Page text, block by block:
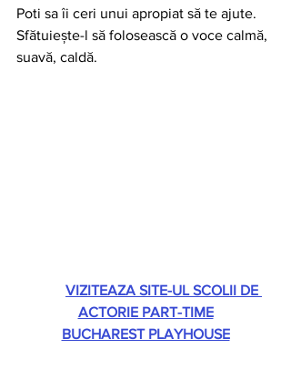
Poti sa îi ceri unui apropiat să te ajute.
Sfătuiește-l să folosească o voce calmă,
suavă, caldă.
VIZITEAZA SITE-UL SCOLII DE
ACTORIE PART-TIME
BUCHAREST PLAYHOUSE